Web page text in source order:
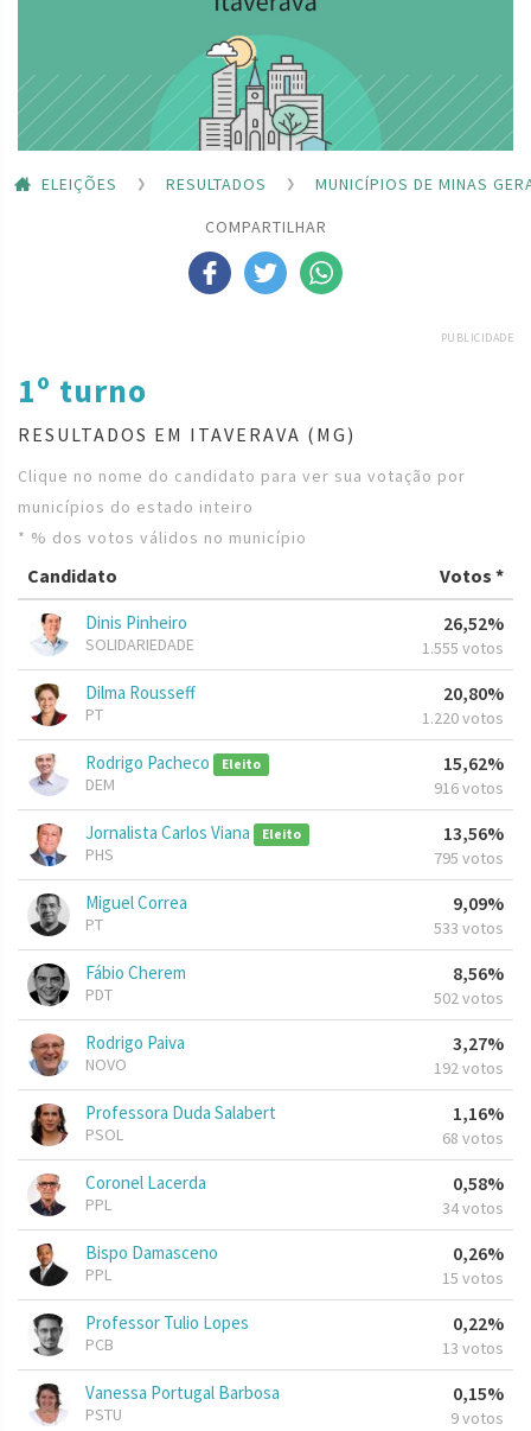
ELEIÇÕES RESULTADOS
MUNICÍPIOS DE MINAS
COMPARTILHAR
PUBLICIDADE
1º turno
RESULTADOS EM ITAVERAVA (MG)
Clique no nome do candidato para ver sua votação por
municípios do estado inteiro
* % dos votos válidos no município
Candidato Votos *
Dinis Pinheiro
SOLIDARIEDADE
26,52%
1.555 votos
Dilma Rousseff
PT
20,80%
1.220 votos
Rodrigo Pacheco Eleito
DEM
15,62%
916 votos
Jornalista Carlos Viana Eleito
PHS
13,56%
795 votos
Miguel Correa
PT
9,09%
533 votos
Fábio Cherem
PDT
8,56%
502 votos
Rodrigo Paiva
NOVO
3,27%
192 votos
Professora Duda Salabert
PSOL
1,16%
68 votos
Coronel Lacerda
PPL
0,58%
34 votos
Bispo Damasceno
PPL
0,26%
15 votos
Professor Tulio Lopes
PCB
0,22%
13 votos
Vanessa Portugal Barbosa
PSTU
0,15%
9 votos